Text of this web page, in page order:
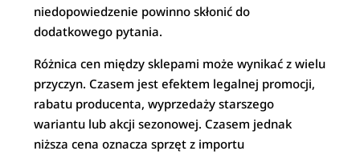
niedopowiedzenie powinno skłonić do
dodatkowego pytania.
Różnica cen między sklepami może wynikać z wielu
przyczyn. Czasem jest efektem legalnej promocji,
rabatu producenta, wyprzedaży starszego
wariantu lub akcji sezonowej. Czasem jednak
niższa cena oznacza sprzęt z importu